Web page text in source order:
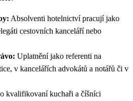
Absolventi hotelnictví pracují jako
cestovních kanceláří nebo
Uplatnění jako referenti na
v kancelářích advokátů a notářů či v
kvalifikovaní kuchaři a číšníci